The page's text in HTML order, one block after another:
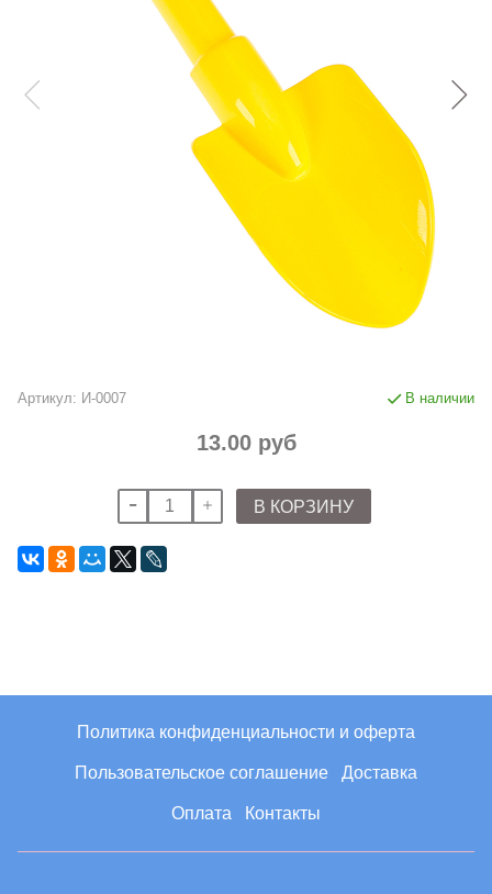
Артикул: И-0007 В наличии
13.00 руб
В КОРЗИНУ
Политика конфиденциальности и оферта
Пользовательское соглашение Доставка
Оплата Контакты